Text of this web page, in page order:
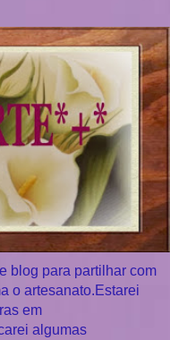
blog para partilhar com
o artesanato.Estarei
em
algumas